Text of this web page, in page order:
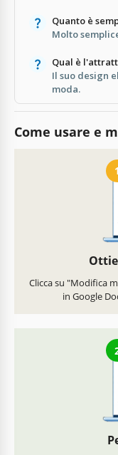
Quanto è
Molto
Qual è
Il suo design
moda.
Come usare e
1
Clicca su "Modifica
in Google